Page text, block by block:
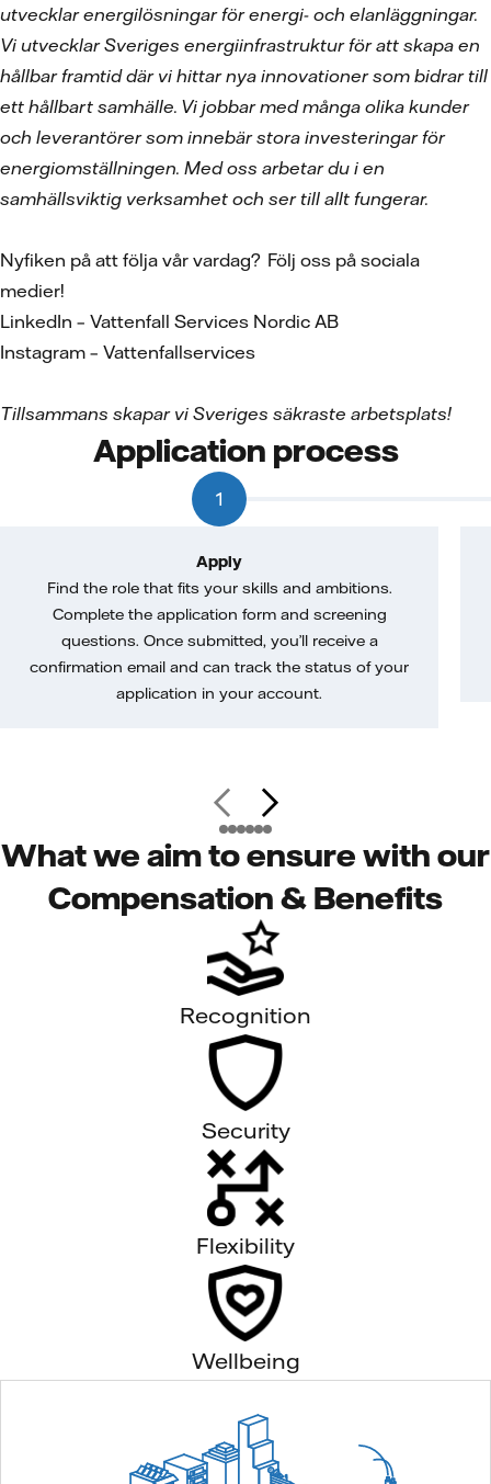
utvecklar energilösningar för energi- och elanläggningar.
Vi utvecklar Sveriges energiinfrastruktur för att skapa en
hållbar framtid där vi hittar nya innovationer som bidrar till
ett hållbart samhälle. Vi jobbar med många olika kunder
och leverantörer som innebär stora investeringar för
energiomställningen. Med oss arbetar du i en
samhällsviktig verksamhet och ser till allt fungerar.
Nyfiken på att följa vår vardag? Följ oss på sociala
medier!
LinkedIn – Vattenfall Services Nordic AB
Instagram – Vattenfallservices
Tillsammans skapar vi Sveriges säkraste arbetsplats!
Application process
1
Apply
Find the role that fits your skills and ambitions.
Complete the application form and screening
questions. Once submitted, you’ll receive a
confirmation email and can track the status of your
application in your account.
What we aim to ensure with our
Compensation & Benefits
Recognition
Security
Flexibility
Wellbeing